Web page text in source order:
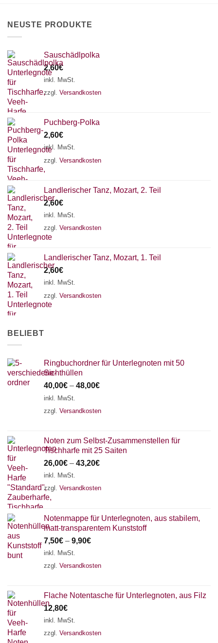
gewählt
werden
NEUSTE PRODUKTE
Sauschädlpolka
2,60€
inkl. MwSt.
zzgl. Versandkosten
Puchberg-Polka
2,60€
inkl. MwSt.
zzgl. Versandkosten
Landlerischer Tanz, Mozart, 2. Teil
2,60€
inkl. MwSt.
zzgl. Versandkosten
Landlerischer Tanz, Mozart, 1. Teil
2,60€
inkl. MwSt.
zzgl. Versandkosten
BELIEBT
Ringbuchordner für Unterlegnoten mit 50
Sichthüllen
40,00€ – 48,00€
inkl. MwSt.
zzgl. Versandkosten
Noten zum Selbst-Zusammenstellen für
Tischharfe mit 25 Saiten
26,00€ – 43,20€
inkl. MwSt.
zzgl. Versandkosten
Notenmappe für Unterlegnoten, aus stabilem,
matt-transparentem Kunststoff
7,50€ – 9,90€
inkl. MwSt.
zzgl. Versandkosten
Flache Notentasche für Unterlegnoten, aus Filz
12,80€
inkl. MwSt.
zzgl. Versandkosten
Chat Support
18 SAITEN 21 SAITEN